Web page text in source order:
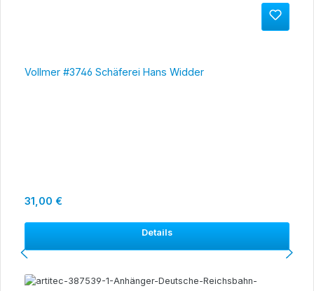
Vollmer #3746 Schäferei Hans Widder
Regulärer Preis:
31,00 €
Details